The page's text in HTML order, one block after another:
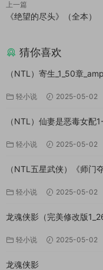
上一篇
《绝望的尽头》（全本）
猜你喜欢
（NTL）寄生_1_50章
轻小说 2025-05-02
（NTL）仙妻是恶毒女配
轻小说 2025-05-02
（NTL五星武侠）《师门
轻小说 2025-05-02
龙魂侠影（完美修改版
轻小说 2025-05-02
龙魂侠影